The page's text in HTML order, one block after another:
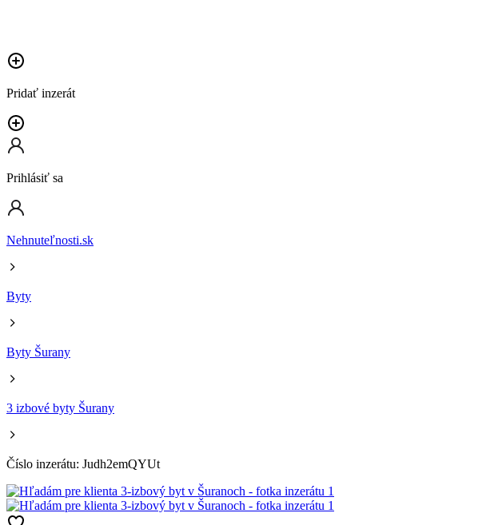
Pridať inzerát
Prihlásiť sa
Nehnuteľnosti.sk
Byty
Byty Šurany
3 izbové byty Šurany
Číslo inzerátu: Judh2emQYUt